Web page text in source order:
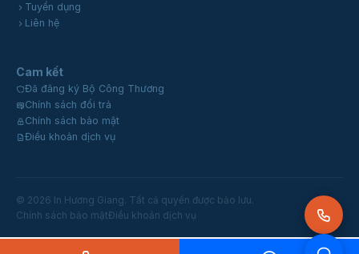
Tuyển dụng
Liên hệ
Cam kết
Đã đăng ký Bộ Công Thương
Chính sách đổi trả
Chính sách bảo mật
Điều khoản dịch vụ
© 2026 In Hương Giang. Tất cả quyền được bảo lưu.
Chính sách bảo mậtĐiều khoản dịch vụ